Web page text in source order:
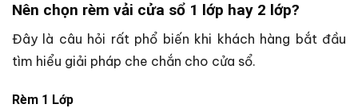
Nên chọn rèm vải cửa sổ 1 lớp hay 2 lớp?
Đây là câu hỏi rất phổ biến khi khách hàng bắt đầu
tìm hiểu giải pháp che chắn cho cửa sổ.
Rèm 1 Lớp